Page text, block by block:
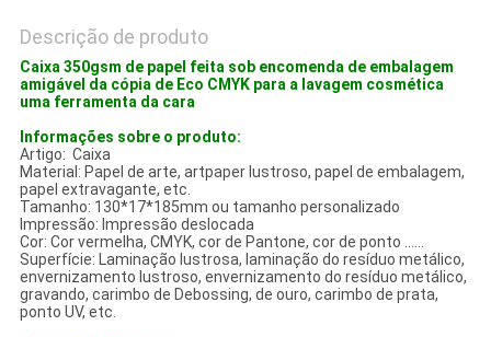
Descrição de produto
Caixa 350gsm de papel feita sob encomenda de embalagem
amigável da cópia de Eco CMYK para a lavagem cosmética
uma ferramenta da cara
Informações sobre o produto:
Artigo: Caixa
Material: Papel de arte, artpaper lustroso, papel de embalagem,
papel extravagante, etc.
Tamanho: 130*17*185mm ou tamanho personalizado
Impressão: Impressão deslocada
Cor: Cor vermelha, CMYK, cor de Pantone, cor de ponto ......
Superfície: Laminação lustrosa, laminação do resíduo metálico,
envernizamento lustroso, envernizamento do resíduo metálico,
gravando, carimbo de Debossing, de ouro, carimbo de prata,
ponto UV, etc.